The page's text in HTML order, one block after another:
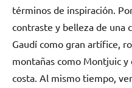
términos de inspiración.
contraste y belleza de una
Gaudí como gran artífice,
montañas como Montjuic y
costa. Al mismo tiempo,